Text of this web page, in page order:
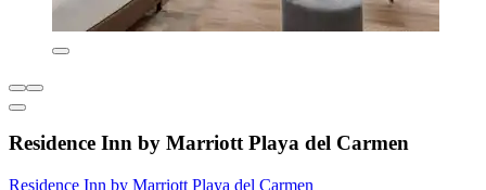
Residence Inn by Marriott Playa del Carmen
Residence Inn by Marriott Playa del Carmen